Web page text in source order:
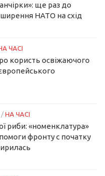
ще раз до
НАТО на схід
ЧАСІ
користь освіжаючого
/ НА ЧАСІ
риби: «номенклатура»
фронту с початку